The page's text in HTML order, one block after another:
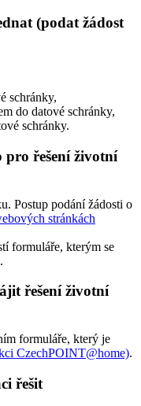
(podat žádost
schránky,
do datové schránky,
schránky.
pro řešení životní
Postup podání žádosti o
stránkách
formuláře, kterým se
řešení životní
formuláře, který je
CzechPOINT@home).
řešit